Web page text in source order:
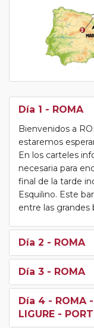
Día 1 - ROMA
Bienvenidos a
estaremos
En los carteles
necesaria para
final de la tarde
Esquilino. Este
entre las grandes
Día 2 - ROMA
Día 3 - ROMA
Día 4 - ROMA
LIGURE -